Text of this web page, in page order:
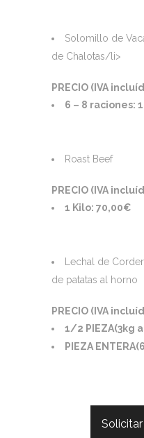
Solomillo de
de Chalotas/li>
PRECIO (IVA
6 – 8 raciones:
Roast Beef
PRECIO (IVA
1 Kilo: 70,00€
Lechal de
de patatas al horno
PRECIO (IVA
1/2 PIEZA(3kg
PIEZA